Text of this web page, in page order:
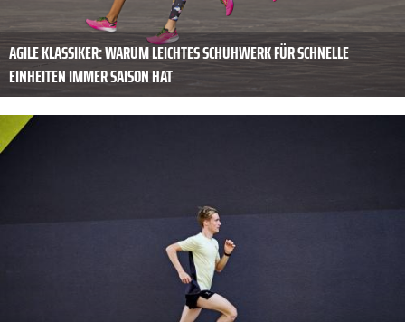
AGILE KLASSIKER: WARUM LEICHTES SCHUHWERK FÜR SCHNELLE
EINHEITEN IMMER SAISON HAT